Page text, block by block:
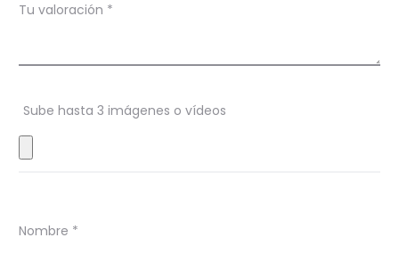
i
o
e
s
Tu valoración *
Sube hasta 3 imágenes o vídeos
Nombre *